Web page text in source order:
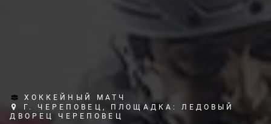
ХОККЕЙНЫЙ МАТЧ
Г. ЧЕРЕПОВЕЦ, ПЛОЩАДКА: ЛЕДОВЫЙ
ДВОРЕЦ ЧЕРЕПОВЕЦ